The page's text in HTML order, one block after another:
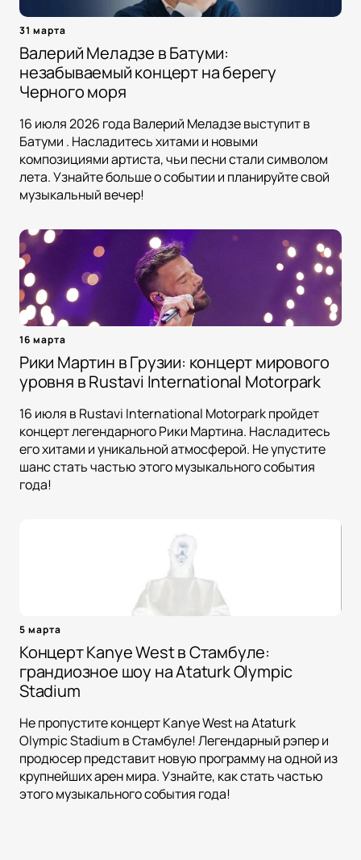
31 марта
Валерий Меладзе в Батуми:
незабываемый концерт на берегу
Черного моря
16 июля 2026 года Валерий Меладзе выступит в
Батуми . Насладитесь хитами и новыми
композициями артиста, чьи песни стали символом
лета. Узнайте больше о событии и планируйте свой
музыкальный вечер!
16 марта
Рики Мартин в Грузии: концерт мирового
уровня в Rustavi International Motorpark
16 июля в Rustavi International Motorpark пройдет
концерт легендарного Рики Мартина. Насладитесь
его хитами и уникальной атмосферой. Не упустите
шанс стать частью этого музыкального события
года!
5 марта
Концерт Kanye West в Стамбуле:
грандиозное шоу на Ataturk Olympic
Stadium
Не пропустите концерт Kanye West на Ataturk
Olympic Stadium в Стамбуле! Легендарный рэпер и
продюсер представит новую программу на одной из
крупнейших арен мира. Узнайте, как стать частью
этого музыкального события года!